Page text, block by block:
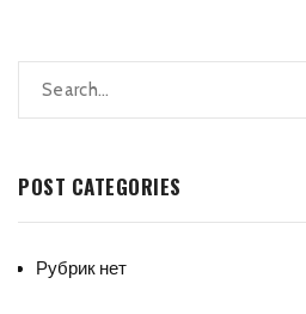
POST CATEGORIES
Рубрик нет